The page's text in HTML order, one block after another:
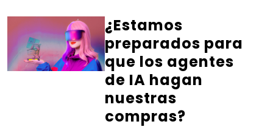
¿Estamos
preparados para
que los agentes
de IA hagan
nuestras
compras?